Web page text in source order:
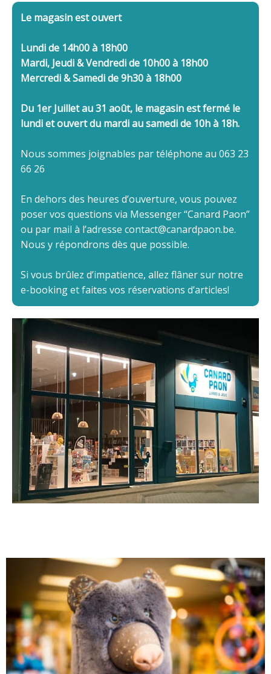
Le magasin est ouvert
Lundi de 14h00 à 18h00
Mardi, Jeudi & Vendredi de 10h00 à 18h00
Mercredi & Samedi de 9h30 à 18h00
Du 1er Juillet au 31 août, le magasin est fermé le
lundi et ouvert du mardi au samedi de 10h à 18h.
Nous sommes joignables par téléphone au 063 23
66 26
En dehors des heures d’ouverture, vous pouvez
poser vos questions via Messenger “Canard Paon”
ou par mail à l’adresse contact@canardpaon.be.
Nous y répondrons dès que possible.
Si vous brûlez d’impatience, allez flâner sur notre
e-booking et faites vos réservations d’articles!